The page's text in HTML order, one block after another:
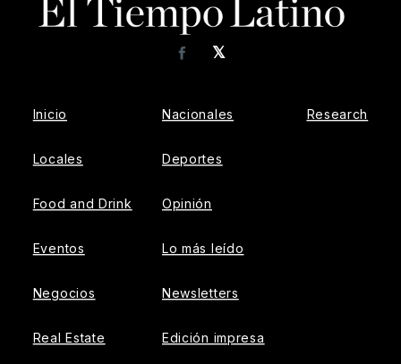
𝕏
Facebook
Inicio
Locales
Food and Drink
Eventos
Negocios
Real Estate
Nacionales
Deportes
Opinión
Lo más leído
Newsletters
Edición impresa
Research